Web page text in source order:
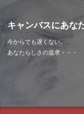
キャンバスにあな
今からでも遅くない。
あなたらしさの追求・・・